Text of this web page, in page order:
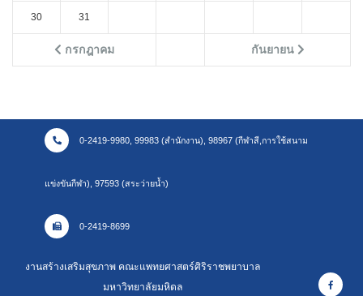
กรกฎาคม กันยายน
30 31
0-2419-9980, 99983 (สำนักงาน), 98967 (กีฬาสี,การใช้สนาม
แข่งขันกีฬา), 97593 (สระว่ายน้ำ)
0-2419-8699
งานสร้างเสริมสุขภาพ คณะแพทยศาสตร์ศิริราชพยาบาล
มหาวิทยาลัยมหิดล